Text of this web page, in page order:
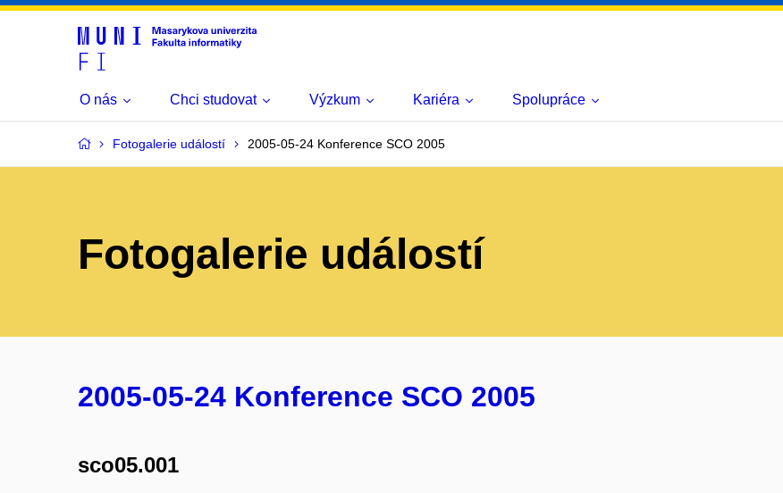
O nás Chci studovat Výzkum Kariéra Spolupráce
Fotogalerie událostí 2005-05-24 Konference SCO 2005
Fotogalerie událostí
2005-05-24 Konference SCO 2005
sco05.001